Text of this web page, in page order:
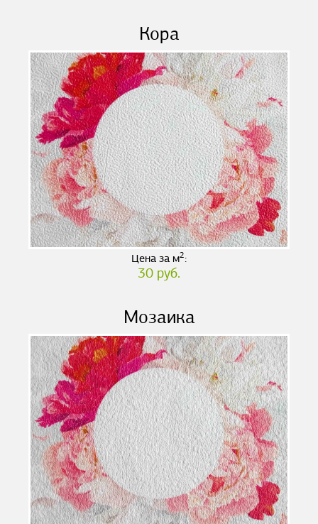
Кора
Цена за м2:
30 руб.
Мозаика